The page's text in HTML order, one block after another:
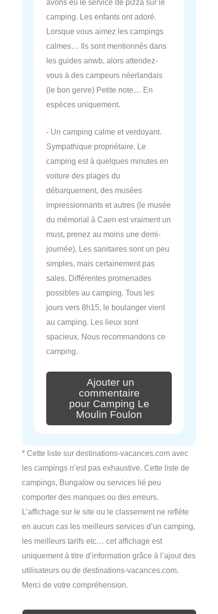
avons eu le service de pizza sur le
camping. Les enfants ont adoré.
Lorsque vous aimez les campings
calmes… Ils sont mentionnés dans
les guides anwb, alors attendez-
vous à des campeurs néerlandais
(le bon genre) Petite note… En
espèces uniquement.
- Un camping calme et verdoyant.
Sympathique propriétaire. Le
camping est à quelques minutes en
voiture des plages du
débarquement, des musées
impressionnants et autres (le musée
du mémorial à Caen est vraiment un
must, prenez au moins une demi-
journée). Les sanitaires sont un peu
simples, mais certainement pas
sales. Différentes promenades
possibles au camping. Tous les
jours vers 8h15, le boulanger vient
au camping. Les lieux sont
spacieux. Nous recommandons ce
camping.
Ajouter un
commentaire
pour Camping Le
Moulin Foulon
* Cette liste sur destinations-vacances.com avec
les campings n’est pas exhaustive. Cette liste de
campings, Bungalow ou services lié peu
comporter des manques ou des erreurs.
L’affichage sur le site ou le classement ne reflète
en aucun cas les meilleurs services d’un camping,
les meilleurs tarifs etc… cet affichage est
uniquement à titre d’information grâce à l’ajout des
utilisateurs ou de destinations-vacances.com.
Merci de votre compréhension.